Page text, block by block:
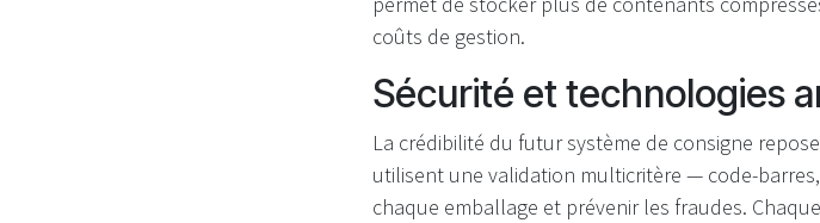
coûts de gestion.
Sécurité et technologies
La crédibilité du futur système de consigne
utilisent une validation multicritère — code-
chaque emballage et prévenir les fraudes.